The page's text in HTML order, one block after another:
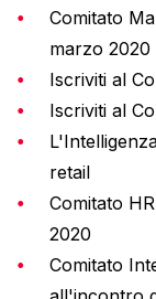
Comitato
marzo 2020
Iscriviti al
Iscriviti al
retail
Comitato
2020
Comitato